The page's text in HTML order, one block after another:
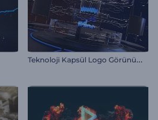
T
eknoloji Kapsül Logo Görünümü